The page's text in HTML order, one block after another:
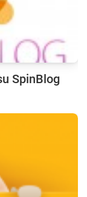
SpinBlog